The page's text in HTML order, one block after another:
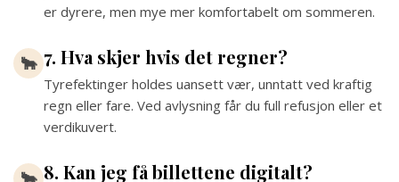
er dyrere, men mye mer komfortabelt om sommeren.
🐂 7. Hva skjer hvis det regner?
Tyrefektinger holdes uansett vær, unntatt ved kraftig
regn eller fare. Ved avlysning får du full refusjon eller et
verdikuvert.
8. Kan jeg få billettene digitalt?